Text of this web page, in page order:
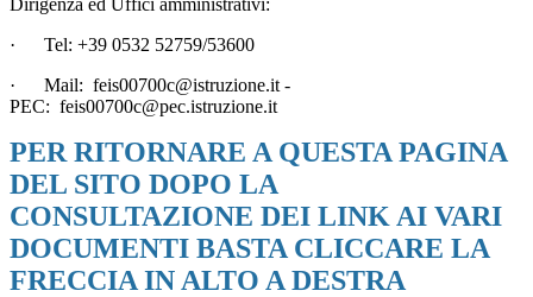
· Tel: +39 0532 52759/53600
· Mail: feis00700c@istruzione.it -
PEC: feis00700c@pec.istruzione.it
PER RITORNARE A QUESTA PAGINA
DEL SITO DOPO LA
CONSULTAZIONE DEI LINK AI VARI
DOCUMENTI BASTA CLICCARE LA
FRECCIA IN ALTO A DESTRA